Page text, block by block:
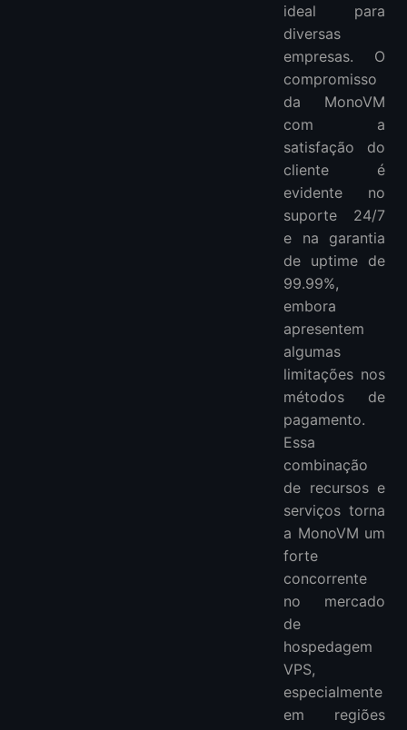
ideal para
diversas
empresas. O
compromisso
da MonoVM
com a
satisfação do
cliente é
evidente no
suporte 24/7
e na garantia
de uptime de
99.99%,
embora
apresentem
algumas
limitações nos
métodos de
pagamento.
Essa
combinação
de recursos e
serviços torna
a MonoVM um
forte
concorrente
no mercado
de
hospedagem
VPS,
especialmente
em regiões